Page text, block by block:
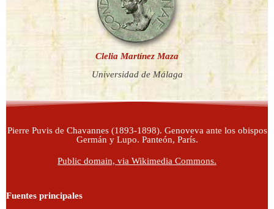
Clelia Martínez Maza
Universidad de Málaga
Pierre Puvis de Chavannes (1893-1898). Genoveva ante los obispos
Germán y Lupo. Panteón, París.
Public domain, via Wikimedia Commons.
Fuentes principales